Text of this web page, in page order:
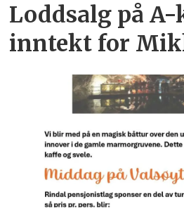
Loddsalg på
inntekt for